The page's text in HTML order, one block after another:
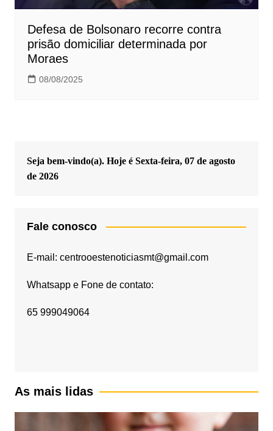
Defesa de Bolsonaro recorre contra
prisão domiciliar determinada por
Moraes
08/08/2025
Seja bem-vindo(a). Hoje é Sexta-feira, 07 de agosto
de 2026
Fale conosco
E-mail: centrooestenoticiasmt@gmail.com
Whatsapp e Fone de contato:
65 999049064
As mais lidas